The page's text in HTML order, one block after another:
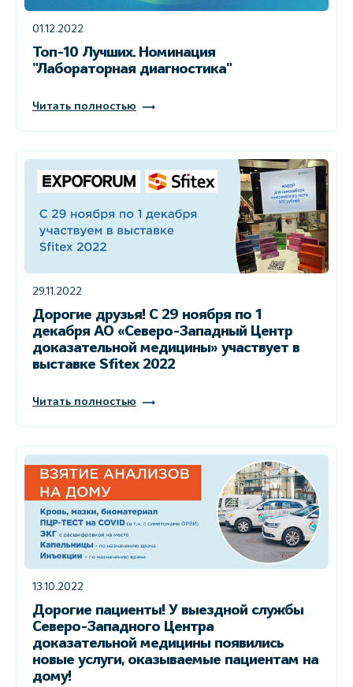
01.12.2022
Топ-10 Лучших. Номинация
"Лабораторная диагностика"
Читать полностью
29.11.2022
Дорогие друзья! С 29 ноября по 1
декабря АО «Северо-Западный Центр
доказательной медицины» участвует в
выставке Sfitex 2022
Читать полностью
13.10.2022
Дорогие пациенты! У выездной службы
Северо-Западного Центра
доказательной медицины появились
новые услуги, оказываемые пациентам на
дому!